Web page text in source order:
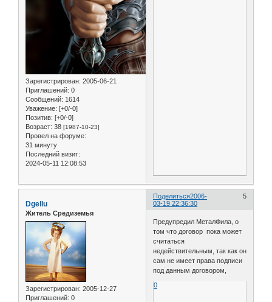
Зарегистрирован: 2005-06-21
Приглашений: 0
Сообщений: 1614
Уважение: [+0/-0]
Позитив: [+0/-0]
Возраст: 38 [1987-10-23]
Провел на форуме:
31 минуту
Последний визит:
2024-05-11 12:08:53
Поделиться 5
2006-
03-19 22:36:30
Dgellu
Житель Средиземья
Зарегистрирован: 2005-12-27
Приглашений: 0
Предупредил МеталФила, о
том что договор пока может
считаться
недействительным, так как он
сам не имеет права подписи
под данным договором,
0